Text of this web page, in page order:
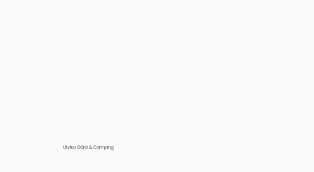
Utvika Gård & Camping